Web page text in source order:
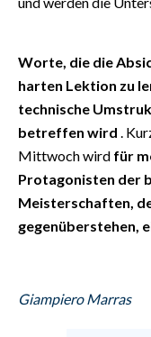
Worte, die die
harten Lektion zu
technische
betreffen wird .
Mittwoch wird für
Protagonisten der
Meisterschaften,
gegenüberstehen,
Giampiero Marras